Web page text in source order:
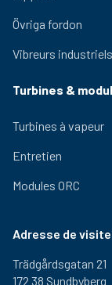
Övriga fordon
Vibreurs industriels
Turbines &
Turbines à vapeur
Entretien
Modules ORC
Adresse de visite
Trädgårdsgatan 21
172 38 Sundbyberg